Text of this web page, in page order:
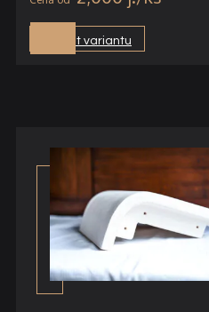
Vybrat variantu